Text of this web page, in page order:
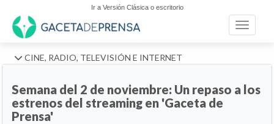
Ir a Versión Clásica o escritorio
Toggle
CINE, RADIO, TELEVISIÓN E INTERNET
Semana del 2 de noviembre: Un repaso a los
estrenos del streaming en 'Gaceta de
Prensa'